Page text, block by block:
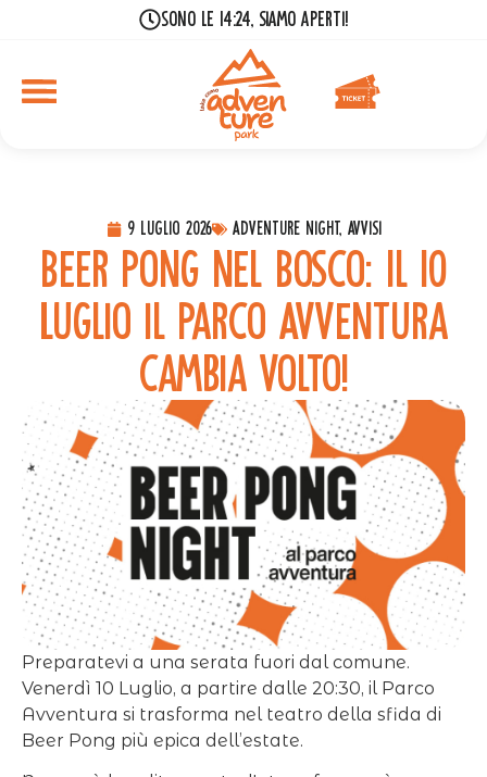
Sono le 14:24, siamo aperti!
9 Luglio 2026 Adventure Night, Avvisi
Beer Pong nel Bosco: Il 10
Luglio il Parco Avventura
cambia volto!
Preparatevi a una serata fuori dal comune.
Venerdì 10 Luglio, a partire dalle 20:30, il Parco
Avventura si trasforma nel teatro della sfida di
Beer Pong più epica dell’estate.